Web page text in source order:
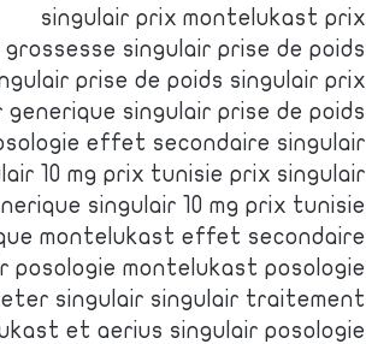
singulair prix montelukast prix
singulair prise de poids
prise de poids singulair prix
generique singulair prise de poids
effet secondaire singulair
10 mg prix tunisie prix singulair
singulair 10 mg prix tunisie
montelukast effet secondaire
posologie montelukast posologie
singulair singulair traitement
et aerius singulair posologie